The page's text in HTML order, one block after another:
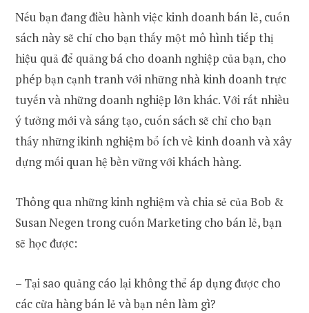
Nếu bạn đang điều hành việc kinh doanh bán lẻ, cuốn
sách này sẽ chỉ cho bạn thấy một mô hình tiếp thị
hiệu quả để quảng bá cho doanh nghiệp của bạn, cho
phép bạn cạnh tranh với những nhà kinh doanh trực
tuyến và những doanh nghiệp lớn khác. Với rất nhiều
ý tưởng mới và sáng tạo, cuốn sách sẽ chỉ cho bạn
thấy những ikinh nghiệm bổ ích về kinh doanh và xây
dựng mối quan hệ bền vững với khách hàng.
Thông qua những kinh nghiệm và chia sẻ của Bob &
Susan Negen trong cuốn Marketing cho bán lẻ, bạn
sẽ học được:
– Tại sao quảng cáo lại không thể áp dụng được cho
các cửa hàng bán lẻ và bạn nên làm gì?